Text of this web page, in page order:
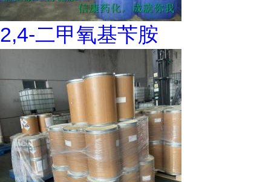
2,4-二甲氧基苄胺